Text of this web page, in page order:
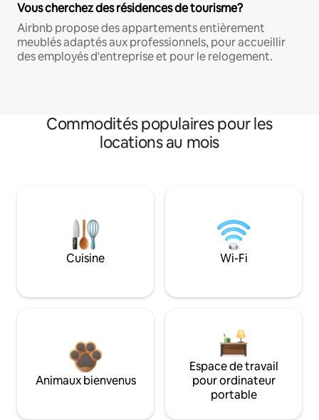
Vous cherchez des résidences de tourisme?
Airbnb propose des appartements entièrement
meublés adaptés aux professionnels, pour accueillir
des employés d'entreprise et pour le relogement.
Commodités populaires pour les
locations au mois
Cuisine Wi-Fi
Animaux bienvenus
Espace de travail
pour ordinateur
portable